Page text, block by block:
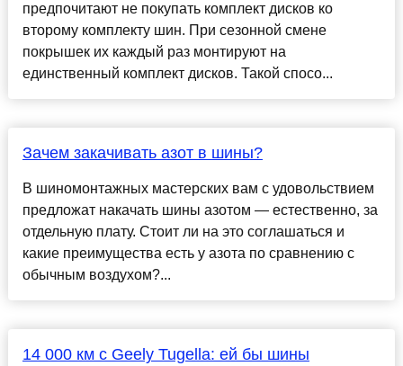
предпочитают не покупать комплект дисков ко
второму комплекту шин. При сезонной смене
покрышек их каждый раз монтируют на
единственный комплект дисков. Такой спосо...
Зачем закачивать азот в шины?
В шиномонтажных мастерских вам с удовольствием
предложат накачать шины азотом — естественно, за
отдельную плату. Стоит ли на это соглашаться и
какие преимущества есть у азота по сравнению с
обычным воздухом?...
14 000 км с Geely Tugella: ей бы шины